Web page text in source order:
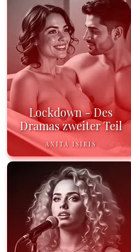
Lockdown - Des
Dramas zweiter Teil
ANITA ISIRIS